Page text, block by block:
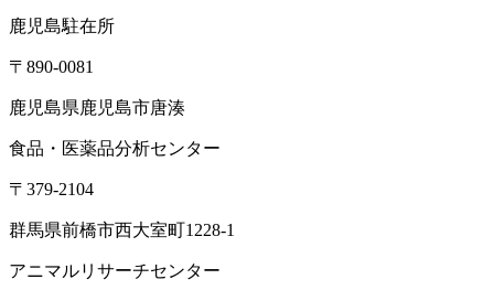
鹿児島駐在所
〒890-0081
鹿児島県鹿児島市唐湊
食品・医薬品分析センター
〒379-2104
群馬県前橋市西大室町1228-1
アニマルリサーチセンター